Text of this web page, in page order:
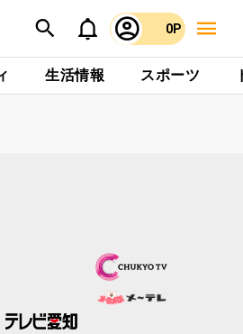
0P
生活情報 スポーツ